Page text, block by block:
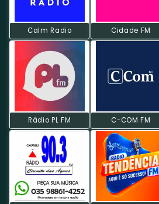
Calm Radio Cidade FM
Rádio PL FM C-COM FM